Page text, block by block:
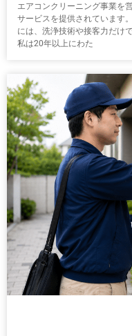
エアコンクリーニング事業を
サービスを提供されています
には、洗浄技術や接客力だけ
私は20年以上にわた